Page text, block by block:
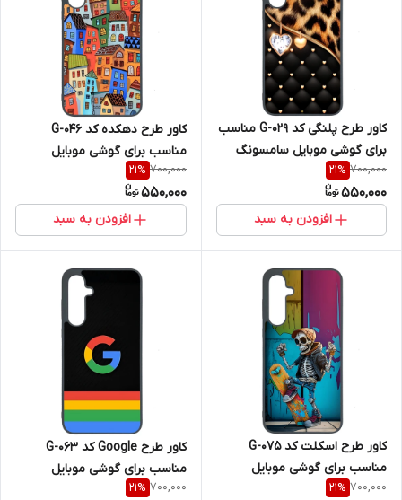
کاور طرح پلنگی کد G-029 مناسب
برای گوشی موبایل سامسونگ
Galaxy A36
700,000
21%
550,000
افزودن به سبد
کاور طرح دهکده کد G-046
مناسب برای گوشی موبایل
سامسونگ Galaxy A36
700,000
21%
550,000
افزودن به سبد
کاور طرح اسکلت کد G-075
مناسب برای گوشی موبایل
سامسونگ Galaxy A36
700,000
21%
کاور طرح Google کد G-063
مناسب برای گوشی موبایل
سامسونگ Galaxy A36
700,000
21%